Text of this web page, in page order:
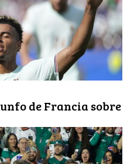
de Francia sobre